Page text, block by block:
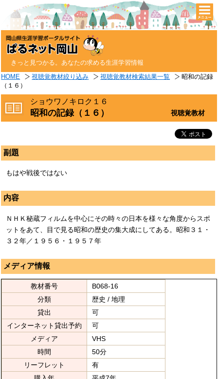
きっと見つかる。あなたの求める生涯学習情報
HOME 視聴覚教材絞り込み 視聴覚教材検索結果一覧
昭和の記録
（１６）
ショウワノキロク１６
昭和の記録（１６） 視聴覚教材
副題
もはや戦後ではない
内容
ＮＨＫ秘蔵フィルムを中心にその時々の日本を様々な角度からスポ
ットをあて、目で見る昭和の歴史の集大成にしてある。昭和３１・
３２年／１９５６・１９５７年
メディア情報
教材番号
B068-16
分類
歴史 / 地理
貸出
可
インターネット貸出予約
可
メディア
VHS
時間
50分
リーフレット
有